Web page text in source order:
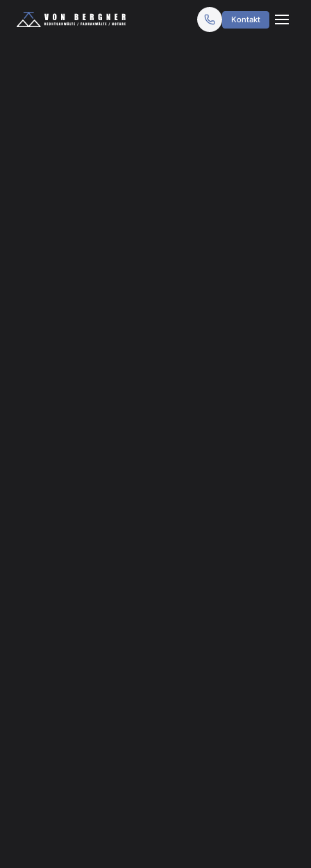
Kontakt